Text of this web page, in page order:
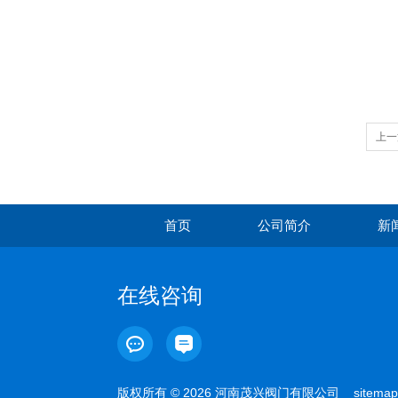
上一
首页 公司简介 新
在线咨询
版权所有 © 2026 河南茂兴阀门有限公司